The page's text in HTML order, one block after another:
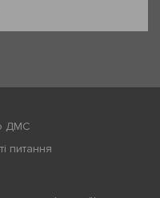
ДМС
питання